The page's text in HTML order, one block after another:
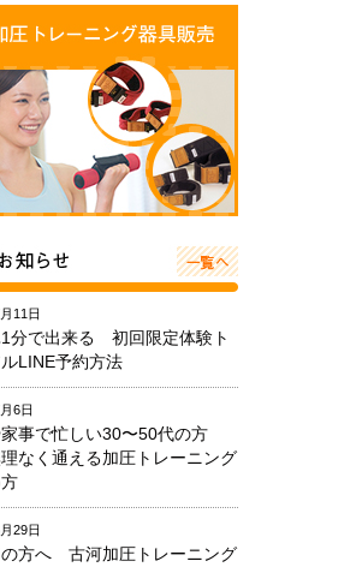
11日
分で出来る 初回限定体験ト
LINE予約方法
6日
事で忙しい30〜50代の方
なく通える加圧トレーニング
29日
方へ 古河加圧トレーニング